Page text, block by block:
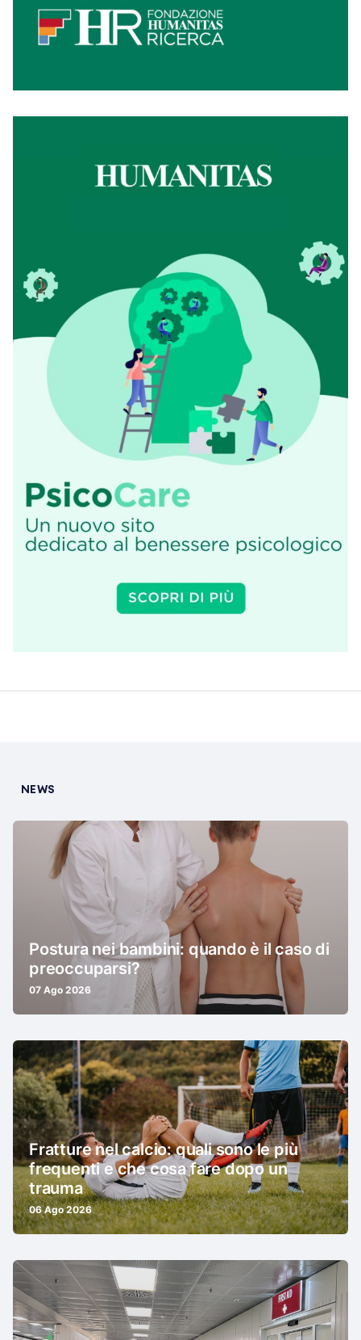
NEWS
Postura nei bambini: quando è il caso di
preoccuparsi?
07 Ago 2026
Fratture nel calcio: quali sono le più
frequenti e che cosa fare dopo un
trauma
06 Ago 2026